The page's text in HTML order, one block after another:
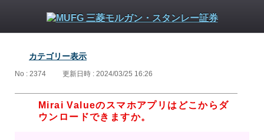
カテゴリー表示
No : 2374 更新日時 : 2024/03/25 16:26
Mirai Valueのスマホアプリはどこからダ
ウンロードできますか。